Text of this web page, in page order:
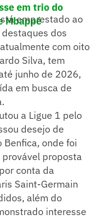
em trio do
Mbappé
emprestado ao
dos
com oito
Silva, tem
junho de 2026,
em busca de
a Ligue 1 pelo
desejo de
onde foi
proposta
conta da
Saint-Germain
além do
interesse